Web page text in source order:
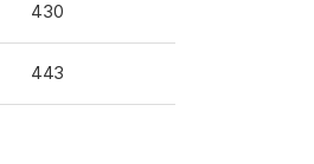
430
443